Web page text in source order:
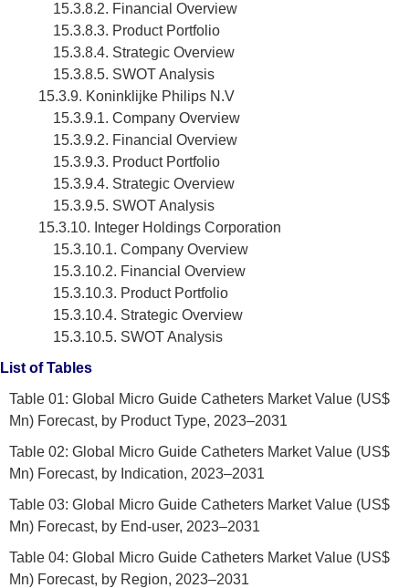
15.3.8.2. Financial Overview
15.3.8.3. Product Portfolio
15.3.8.4. Strategic Overview
15.3.8.5. SWOT Analysis
15.3.9. Koninklijke Philips N.V
15.3.9.1. Company Overview
15.3.9.2. Financial Overview
15.3.9.3. Product Portfolio
15.3.9.4. Strategic Overview
15.3.9.5. SWOT Analysis
15.3.10. Integer Holdings Corporation
15.3.10.1. Company Overview
15.3.10.2. Financial Overview
15.3.10.3. Product Portfolio
15.3.10.4. Strategic Overview
15.3.10.5. SWOT Analysis
List of Tables
Table 01: Global Micro Guide Catheters Market Value (US$
Mn) Forecast, by Product Type, 2023–2031
Table 02: Global Micro Guide Catheters Market Value (US$
Mn) Forecast, by Indication, 2023–2031
Table 03: Global Micro Guide Catheters Market Value (US$
Mn) Forecast, by End-user, 2023–2031
Table 04: Global Micro Guide Catheters Market Value (US$
Mn) Forecast, by Region, 2023–2031